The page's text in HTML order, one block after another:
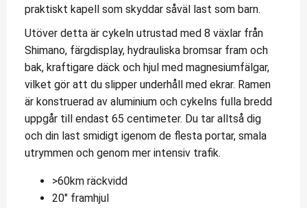
praktiskt kapell som skyddar såväl last som barn.
Utöver detta är cykeln utrustad med 8 växlar från
Shimano, färgdisplay, hydrauliska bromsar fram och
bak, kraftigare däck och hjul med magnesiumfälgar,
vilket gör att du slipper underhåll med ekrar. Ramen
är konstruerad av aluminium och cykelns fulla bredd
uppgår till endast 65 centimeter. Du tar alltså dig
och din last smidigt igenom de flesta portar, smala
utrymmen och genom mer intensiv trafik.
>60km räckvidd
20″ framhjul